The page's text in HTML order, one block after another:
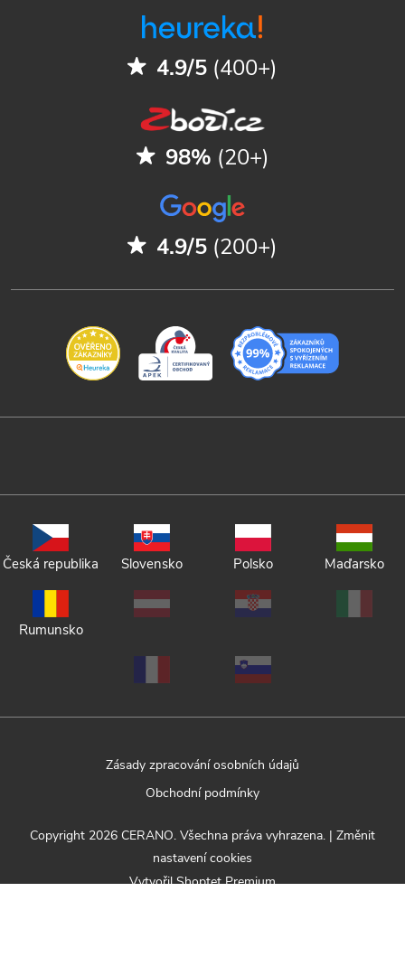
4.9/5 (400+)
98% (20+)
4.9/5 (200+)
Česká republika Slovensko Polsko Maďarsko
Rumunsko
Zásady zpracování osobních údajů
Obchodní podmínky
Vytvořil Shoptet Premium
Copyright 2026 CERANO. Všechna práva vyhrazena. | Změnit
nastavení cookies